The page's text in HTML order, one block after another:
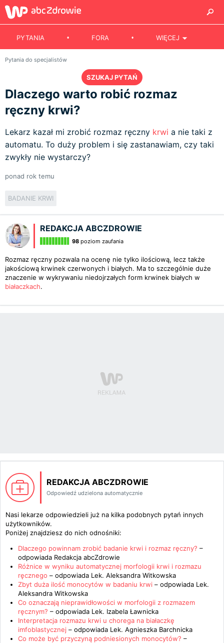
PYTANIA FORA WIĘCEJ
Pytania do specjalistów
SZUKAJ PYTAŃ
Dlaczego warto robić rozmaz
ręczny krwi?
Lekarz kazał mi zrobić rozmaz ręczny krwi a nie taki z
automatu. To duży problem i się zastanawiam, czy taki
zwykły nie wystarczy?
ponad rok temu
BADANIE KRWI
REDAKCJA ABCZDROWIE
98 poziom zaufania
Rozmaz ręczny pozwala na ocenę nie tylko ilościową, lecz także
jakościową krwinek czerwonych i białych. Ma to szczególnie duże
znaczenie w wykrywaniu niedojrzałych form krwinek białych w
białaczkach.
REDAKCJA ABCZDROWIE
Odpowiedź udzielona automatycznie
Nasi lekarze odpowiedzieli już na kilka podobnych pytań innych
użytkowników.
Poniżej znajdziesz do nich odnośniki:
Dlaczego powinnam zrobić badanie krwi i rozmaz ręczny? –
odpowiada Redakcja abcZdrowie
Różnice w wyniku automatycznej morfologii krwi i rozmazu
ręcznego – odpowiada Lek. Aleksandra Witkowska
Zbyt duża ilość monocytów w badaniu krwi – odpowiada Lek.
Aleksandra Witkowska
Co oznaczają nieprawidłowości w morfologii z rozmazem
ręcznym? – odpowiada Lek. Izabela Ławnicka
Interpretacja rozmazu krwi u chorega na białaczkę
imfoblastycznej – odpowiada Lek. Agnieszka Barchnicka
Co może być przyczyną podniesionych monocytów? –